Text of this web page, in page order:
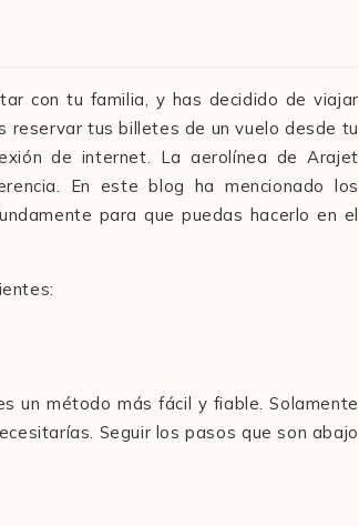
con tu familia, y has decidido de viajar
reservar tus billetes de un vuelo desde tu
de internet. La aerolínea de Arajet
En este blog ha mencionado los
para que puedas hacerlo en el
un método más fácil y fiable. Solamente
Seguir los pasos que son abajo